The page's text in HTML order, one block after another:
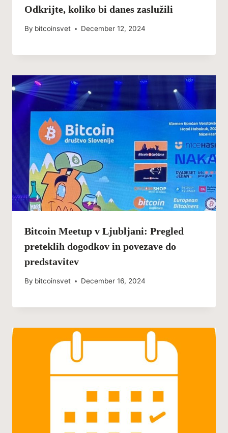
Odkrijte, koliko bi danes zaslužili
By bitcoinsvet December 12, 2024
Bitcoin Meetup v Ljubljani: Pregled
preteklih dogodkov in povezave do
predstavitev
By bitcoinsvet December 16, 2024